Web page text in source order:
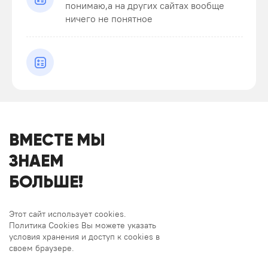
понимаю,а на других сайтах вообще
ничего не понятное
ВМЕСТЕ МЫ
ЗНАЕМ
БОЛЬШЕ!
Этот сайт использует cookies.
Политика Cookies Вы можете указать
условия хранения и доступ к cookies в
своем браузере.